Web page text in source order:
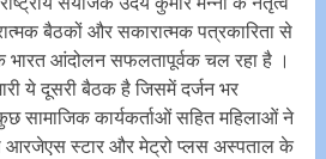
बैठकों और सकारात्मक पत्रकारिता से
भारत आंदोलन सफलतापूर्वक चल रहा है ।
ये दूसरी बैठक है जिसमें दर्जन भर
सामाजिक कार्यकर्ताओं सहित महिलाओं ने
आरजेएस स्टार और मेट्रो प्लस अस्पताल के